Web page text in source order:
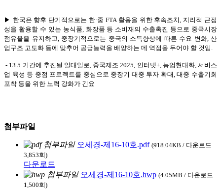
▶ 한국은 향후 단기적으로는 한·중 FTA 활용을 위한 후속조치, 지리적 근접
성을 활용할 수 있는 농식품, 화장품 등 소비재의 수출촉진 등으로 중국시장
점유율을 유지하고, 중장기적으로는 중국의 소득향상에 따른 수요 변화, 산
업구조 고도화 등에 맞추어 공급능력을 배양하는 데 역점을 두어야 할 것임.
- 13.5 기간에 추진될 일대일로, 중국제조 2025, 인터넷+, 농업현대화, 서비스
업 육성 등 중점 프로젝트를 중심으로 중장기 대중 투자 확대, 대중 수출기회
포착 등을 위한 노력 강화가 긴요
첨부파일
오세경-제16-10호.pdf (918.04KB / 다운로드
3,853회)
다운로드
오세경-제16-10호.hwp (4.05MB / 다운로드
1,500회)